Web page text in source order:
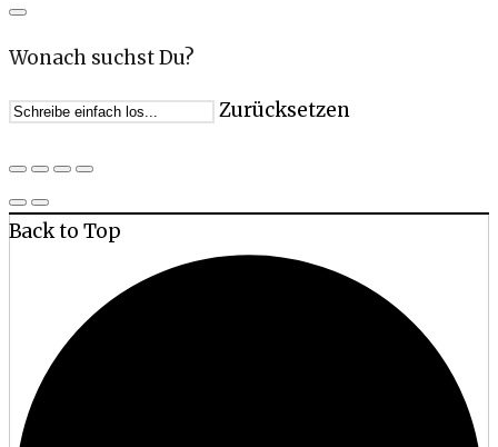
Wonach suchst Du?
Zurücksetzen
Back to Top